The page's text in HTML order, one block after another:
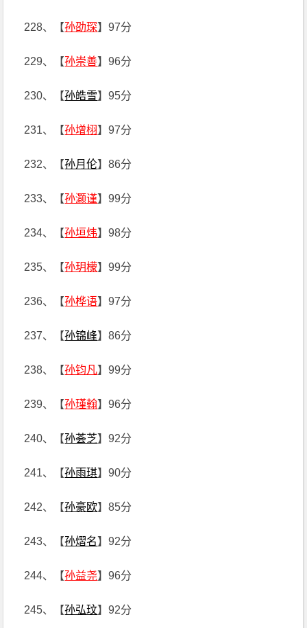
228、【孙劭琛】97分
229、【孙崇善】96分
230、【孙皓雪】95分
231、【孙增栩】97分
232、【孙月伦】86分
233、【孙灏谨】99分
234、【孙垣炜】98分
235、【孙玥檬】99分
236、【孙桦语】97分
237、【孙锦峰】86分
238、【孙钧凡】99分
239、【孙瑾翰】96分
240、【孙荟芝】92分
241、【孙雨琪】90分
242、【孙豪欧】85分
243、【孙熠名】92分
244、【孙益尧】96分
245、【孙弘玟】92分